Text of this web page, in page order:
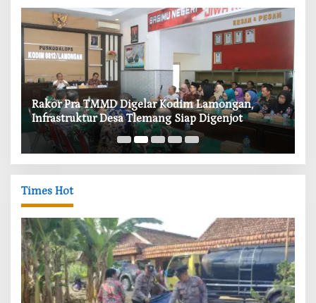
‎Rakor Pra TMMD Digelar Kodim Lamongan,
Infrastruktur Desa Tlemang Siap Digenjot
Times Hot